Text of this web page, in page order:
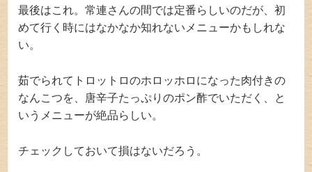
最後はこれ。常連さんの間では定番らしいのだが、初
めて行く時にはなかなか知れないメニューかもしれな
い。
茹でられてトロットロのホロッホロになった肉付きの
なんこつを、唐辛子たっぷりのポン酢でいただく、と
いうメニューが絶品らしい。
チェックしておいて損はないだろう。